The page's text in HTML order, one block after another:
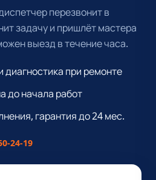
перезвонит в
задачу и пришлёт мастера
выезд в течение часа.
диагностика при ремонте
до начала работ
гарантия до 24 мес.
24-19